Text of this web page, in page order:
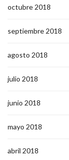
octubre 2018
septiembre 2018
agosto 2018
julio 2018
junio 2018
mayo 2018
abril 2018